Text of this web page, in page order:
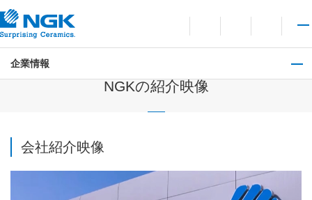
言語切り替えメニュー
サイト内検索を開
お問い合わせ
メイ
企業情報
NGKの紹介映像
会社紹介映像